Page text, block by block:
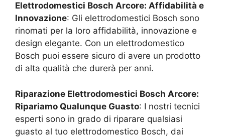
Elettrodomestici Bosch Arcore: Affidabilità e
Innovazione: Gli elettrodomestici Bosch sono
rinomati per la loro affidabilità, innovazione e
design elegante. Con un elettrodomestico
Bosch puoi essere sicuro di avere un prodotto
di alta qualità che durerà per anni.
Riparazione Elettrodomestici Bosch Arcore:
Ripariamo Qualunque Guasto: I nostri tecnici
esperti sono in grado di riparare qualsiasi
guasto al tuo elettrodomestico Bosch, dai